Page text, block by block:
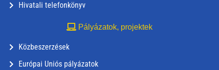
Hivatali telefonkönyv
Pályázatok, projektek
Közbeszerzések
Európai Uniós pályázatok